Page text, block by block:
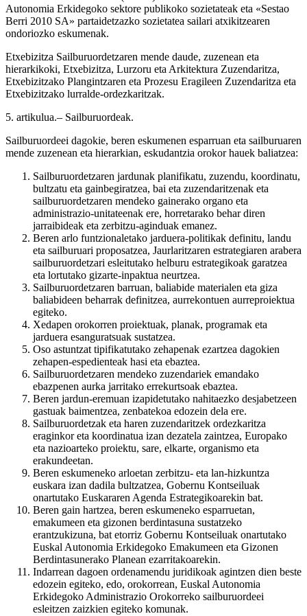
Autonomia Erkidegoko sektore publikoko sozietateak eta «Sestao
Berri 2010 SA» partaidetzazko sozietatea sailari atxikitzearen
ondoriozko eskumenak.
Etxebizitza Sailburuordetzaren mende daude, zuzenean eta
hierarkikoki, Etxebizitza, Lurzoru eta Arkitektura Zuzendaritza,
Etxebizitzako Plangintzaren eta Prozesu Eragileen Zuzendaritza eta
Etxebizitzako lurralde-ordezkaritzak.
5. artikulua.– Sailburuordeak.
Sailburuordeei dagokie, beren eskumenen esparruan eta sailburuaren
mende zuzenean eta hierarkian, eskudantzia orokor hauek baliatzea:
Sailburuordetzaren jardunak planifikatu, zuzendu, koordinatu,
bultzatu eta gainbegiratzea, bai eta zuzendaritzenak eta
sailburuordetzaren mendeko gainerako organo eta
administrazio-unitateenak ere, horretarako behar diren
jarraibideak eta zerbitzu-aginduak emanez.
Beren arlo funtzionaletako jarduera-politikak definitu, landu
eta sailburuari proposatzea, Jaurlaritzaren estrategiaren arabera
sailburuordetzari esleitutako helburu estrategikoak garatzea
eta lortutako gizarte-inpaktua neurtzea.
Sailburuordetzaren barruan, baliabide materialen eta giza
baliabideen beharrak definitzea, aurrekontuen aurreproiektua
egiteko.
Xedapen orokorren proiektuak, planak, programak eta
jarduera esanguratsuak sustatzea.
Oso astuntzat tipifikatutako zehapenak ezartzea dagokien
zehapen-espedienteak hasi eta ebaztea.
Sailburuordetzaren mendeko zuzendariek emandako
ebazpenen aurka jarritako errekurtsoak ebaztea.
Beren jardun-eremuan izapidetutako nahitaezko desjabetzeen
gastuak baimentzea, zenbatekoa edozein dela ere.
Sailburuordetzak eta haren zuzendaritzek ordezkaritza
eraginkor eta koordinatua izan dezatela zaintzea, Europako
eta nazioarteko proiektu, sare, elkarte, organismo eta
erakundeetan.
Beren eskumeneko arloetan zerbitzu- eta lan-hizkuntza
euskara izan dadila bultzatzea, Gobernu Kontseiluak
onartutako Euskararen Agenda Estrategikoarekin bat.
Beren gain hartzea, beren eskumeneko esparruetan,
emakumeen eta gizonen berdintasuna sustatzeko
erantzukizuna, bat etorriz Gobernu Kontseiluak onartutako
Euskal Autonomia Erkidegoko Emakumeen eta Gizonen
Berdintasunerako Planean ezarritakoarekin.
Indarrean dagoen ordenamendu juridikoak agintzen dien beste
edozein egiteko, edo, orokorrean, Euskal Autonomia
Erkidegoko Administrazio Orokorreko sailburuordeei
esleitzen zaizkien egiteko komunak.